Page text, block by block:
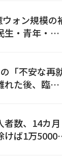
ォン規模の
・青年・安
「不安な再
た後、臨時
者数、14カ月
ば1万5000